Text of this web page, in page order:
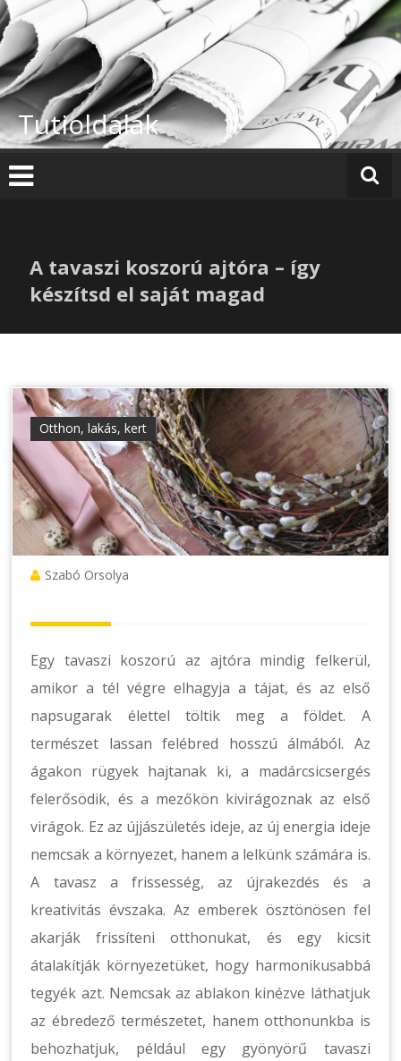
Skip
to
content
Tutioldalak
A tavaszi koszorú ajtóra – így
készítsd el saját magad
Otthon, lakás, kert
Szabó Orsolya
Egy tavaszi koszorú az ajtóra mindig felkerül,
amikor a tél végre elhagyja a tájat, és az első
napsugarak élettel töltik meg a földet. A
természet lassan felébred hosszú álmából. Az
ágakon rügyek hajtanak ki, a madárcsicsergés
felerősödik, és a mezőkön kivirágoznak az első
virágok. Ez az újjászületés ideje, az új energia ideje
nemcsak a környezet, hanem a lelkünk számára is.
A tavasz a frissesség, az újrakezdés és a
kreativitás évszaka. Az emberek ösztönösen fel
akarják frissíteni otthonukat, és egy kicsit
átalakítják környezetüket, hogy harmonikusabbá
tegyék azt. Nemcsak az ablakon kinézve láthatjuk
az ébredező természetet, hanem otthonunkba is
behozhatjuk, például egy gyönyörű tavaszi